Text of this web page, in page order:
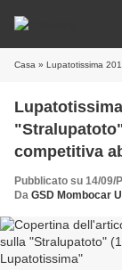
Casa » Lupatotissima 2013 (19^
competitiva
Pubblicato su 14/09/
Da GSD Mombocar